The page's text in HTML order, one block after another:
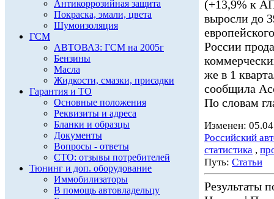
Антикоррозийная защита
Покраска, эмали, цвета
Шумоизоляция
ГСМ
АВТОВАЗ: ГСМ на 2005г
Бензины
Масла
Жидкости, смазки, присадки
Гарантия и ТО
Основные положения
Реквизиты и адреса
Бланки и образцы
Документы
Вопросы - ответы
СТО: отзывы потребителей
Тюнинг и доп. оборудование
Иммобилизаторы
В помощь автовладельцу
(+13,9% к
выросли до
России
же в 1
сообщила
По словам
Изменен:
Российский
статистика ,
Путь: Статьи
Результаты